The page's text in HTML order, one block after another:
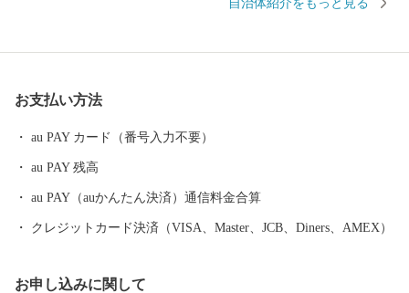
の豊かな自然が広がり、その中で育つ黒豚・黒牛・黒さつま鶏・
める家族湯やロケーションが最高の露天風呂、昔ながらの湯治温
泉など多種多様な温泉施設があり、自分好みの温泉を楽しむこと
器を手に高千穂峰に降り立ったとされる「天孫降臨神話」が残
り、そのニニギノミコトを御祭神としている霧島神宮を中心にた
くさんのパワースポットがあり、そのパワーを求めて全国から多
ことができます。遠いようで近いまち「霧島市」。多くの偉人が
自治体紹介をもっと見る
お支払い方法
au PAY カード（番号入力不要）
au PAY 残高
au PAY（auかんたん決済）通信料金合算
クレジットカード決済（VISA、Master、JCB、Diners、AMEX）
お申し込みに関して